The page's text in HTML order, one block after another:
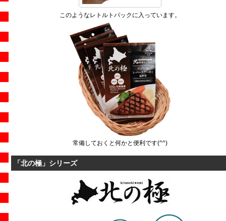
このようなレトルトパックに入っています。
常備しておくと何かと便利です(^^)
「北の極」シリーズ